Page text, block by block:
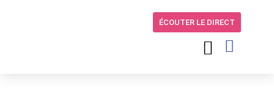
ÉCOUTER LE DIRECT